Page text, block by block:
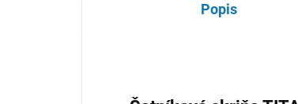
Popis